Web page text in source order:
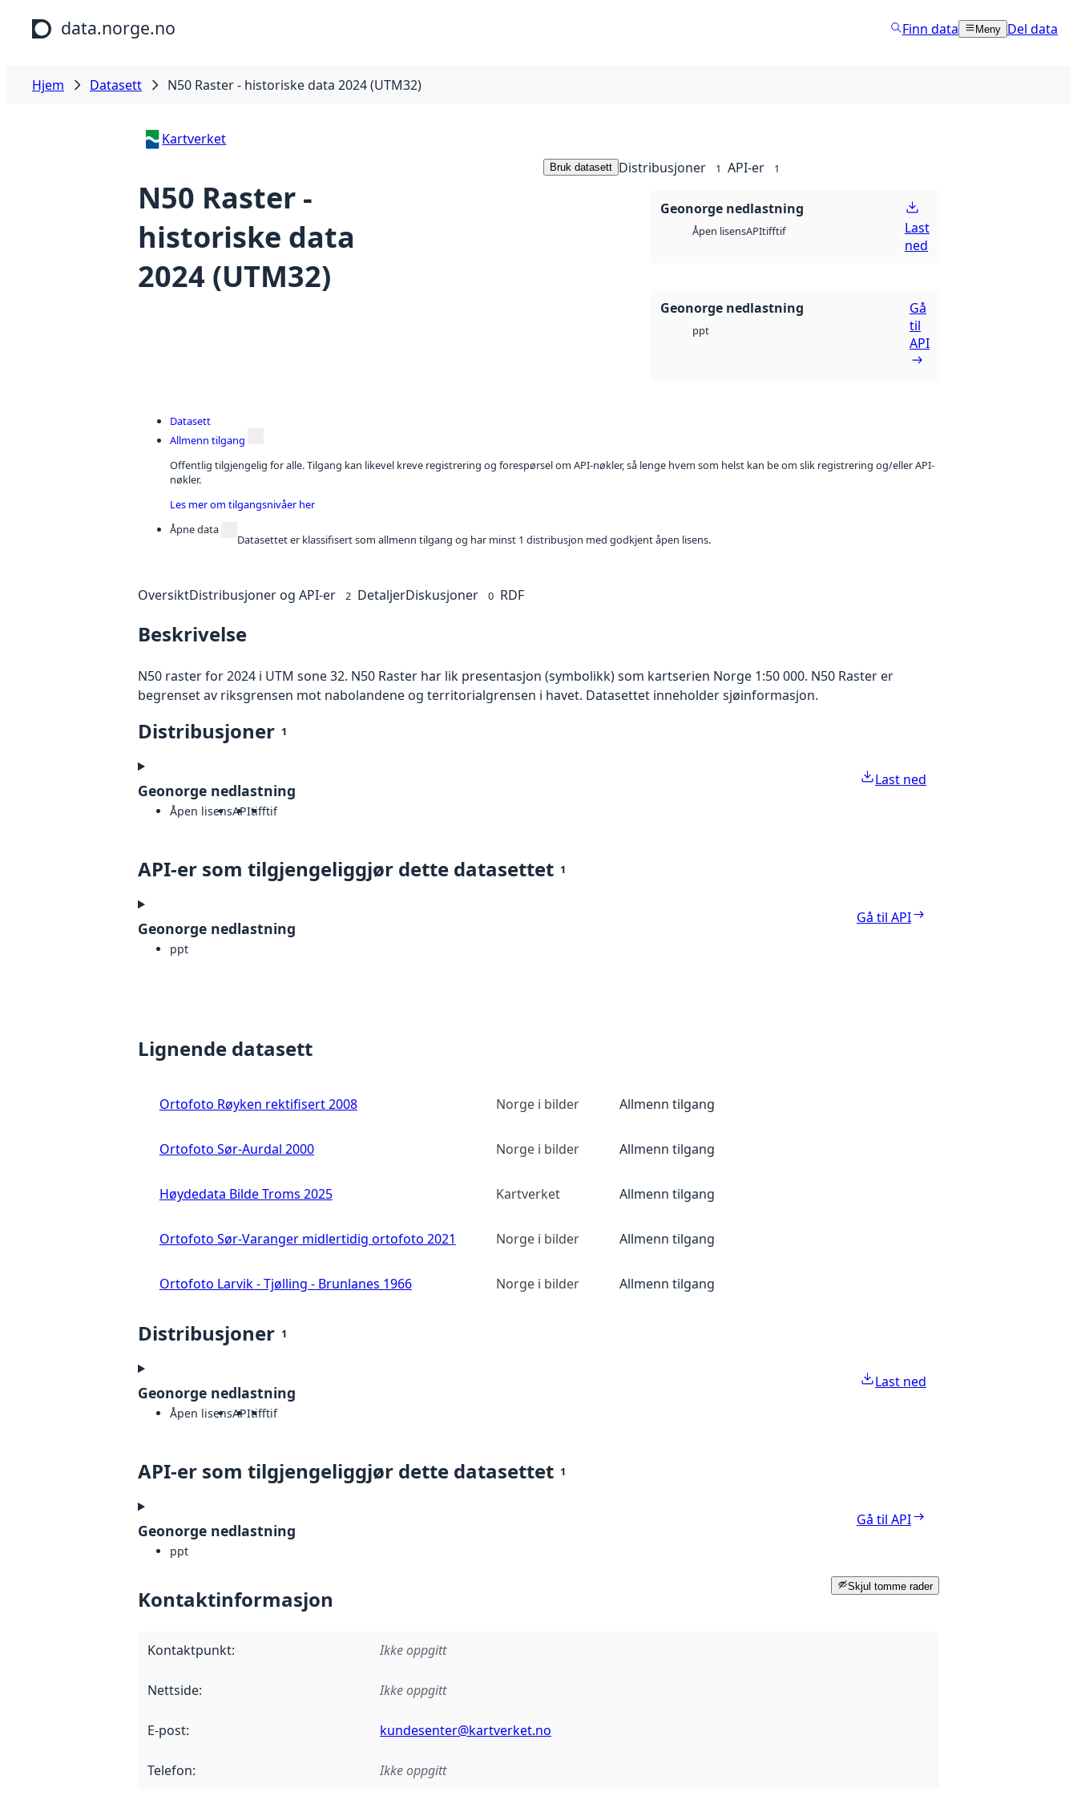
Hopp til hovedinnhold
data.norge.no Finn data Meny Del data
Hjem Datasett N50 Raster - historiske data 2024 (UTM32)
Kartverket
N50 Raster -
historiske data
2024 (UTM32)
Bruk datasett Distribusjoner 1 API-er 1
Geonorge nedlastning
Åpen lisensAPItifftif
Last
ned
Geonorge nedlastning
ppt
Gå
til
API
Datasett
Allmenn tilgang
Offentlig tilgjengelig for alle. Tilgang kan likevel kreve registrering og forespørsel om API-nøkler, så lenge hvem som helst kan be om slik registrering og/eller API-
nøkler.
Les mer om tilgangsnivåer her
Åpne data
Datasettet er klassifisert som allmenn tilgang og har minst 1 distribusjon med godkjent åpen lisens.
OversiktDistribusjoner og API-er 2 DetaljerDiskusjoner 0 RDF
Beskrivelse
N50 raster for 2024 i UTM sone 32. N50 Raster har lik presentasjon (symbolikk) som kartserien Norge 1:50 000. N50 Raster er
begrenset av riksgrensen mot nabolandene og territorialgrensen i havet. Datasettet inneholder sjøinformasjon.
Distribusjoner 1
Geonorge nedlastning
Åpen lisensAPItifftif
Last ned
API-er som tilgjengeliggjør dette datasettet 1
Geonorge nedlastning
ppt
Gå til API
Lignende datasett
Ortofoto Røyken rektifisert 2008 Norge i bilder Allmenn tilgang
Ortofoto Sør-Aurdal 2000 Norge i bilder Allmenn tilgang
Høydedata Bilde Troms 2025 Kartverket Allmenn tilgang
Ortofoto Sør-Varanger midlertidig ortofoto 2021 Norge i bilder Allmenn tilgang
Ortofoto Larvik - Tjølling - Brunlanes 1966 Norge i bilder Allmenn tilgang
Distribusjoner 1
Geonorge nedlastning
Åpen lisensAPItifftif
Last ned
API-er som tilgjengeliggjør dette datasettet 1
Geonorge nedlastning
ppt
Gå til API
Skjul tomme rader
Kontaktinformasjon
Kontaktpunkt: Ikke oppgitt
Nettside: Ikke oppgitt
E-post: kundesenter@kartverket.no
Telefon: Ikke oppgitt